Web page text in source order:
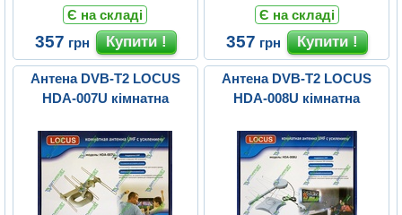
Є на складі
357 грн
Є на складі
357 грн
Антена DVB-T2 LOCUS
HDA-007U кімнатна
Антена DVB-T2 LOCUS
HDA-008U кімнатна